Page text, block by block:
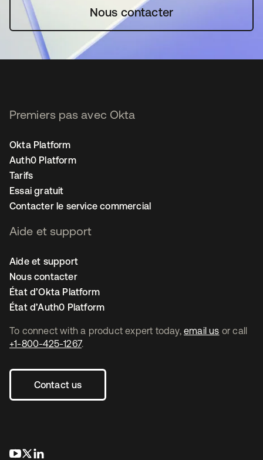
Nous contacter
To connect with a product expert today, email us or call
+1-800-425-1267.
Contact us
s’ouvre dans un nouvel onglet
s’ouvre dans un nouvel onglet
Premiers pas avec Okta
Okta Platform
Auth0 Platform
Tarifs
Essai gratuit
Contacter le service commercial
Aide et support
Aide et support
Nous contacter
État d’Okta Platform
État d’Auth0 Platform